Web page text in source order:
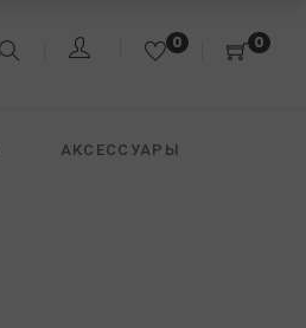
0 0
АКСЕССУАРЫ